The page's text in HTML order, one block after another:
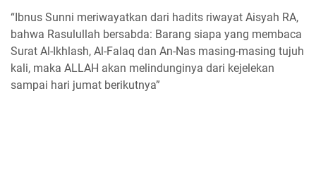
“Ibnus Sunni meriwayatkan dari hadits riwayat Aisyah RA,
bahwa Rasulullah bersabda: Barang siapa yang membaca
Surat Al-Ikhlash, Al-Falaq dan An-Nas masing-masing tujuh
kali, maka ALLAH akan melindunginya dari kejelekan
sampai hari jumat berikutnya”